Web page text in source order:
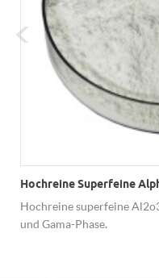
Hochreine Superfeine
Hochreine superfeine
und Gama-Phase.